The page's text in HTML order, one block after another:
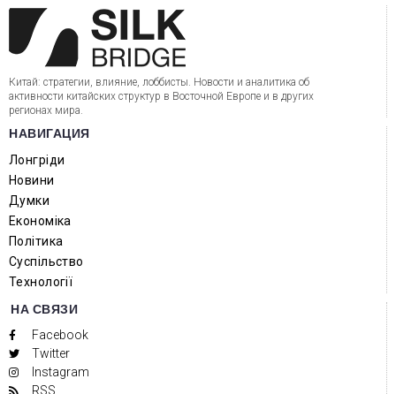
Китай: стратегии, влияние, лоббисты. Новости и аналитика об
активности китайских структур в Восточной Европе и в других
регионах мира.
НАВИГАЦИЯ
Лонгріди
Новини
Думки
Економіка
Політика
Суспільство
Технології
НА СВЯЗИ
Facebook
Twitter
Instagram
RSS